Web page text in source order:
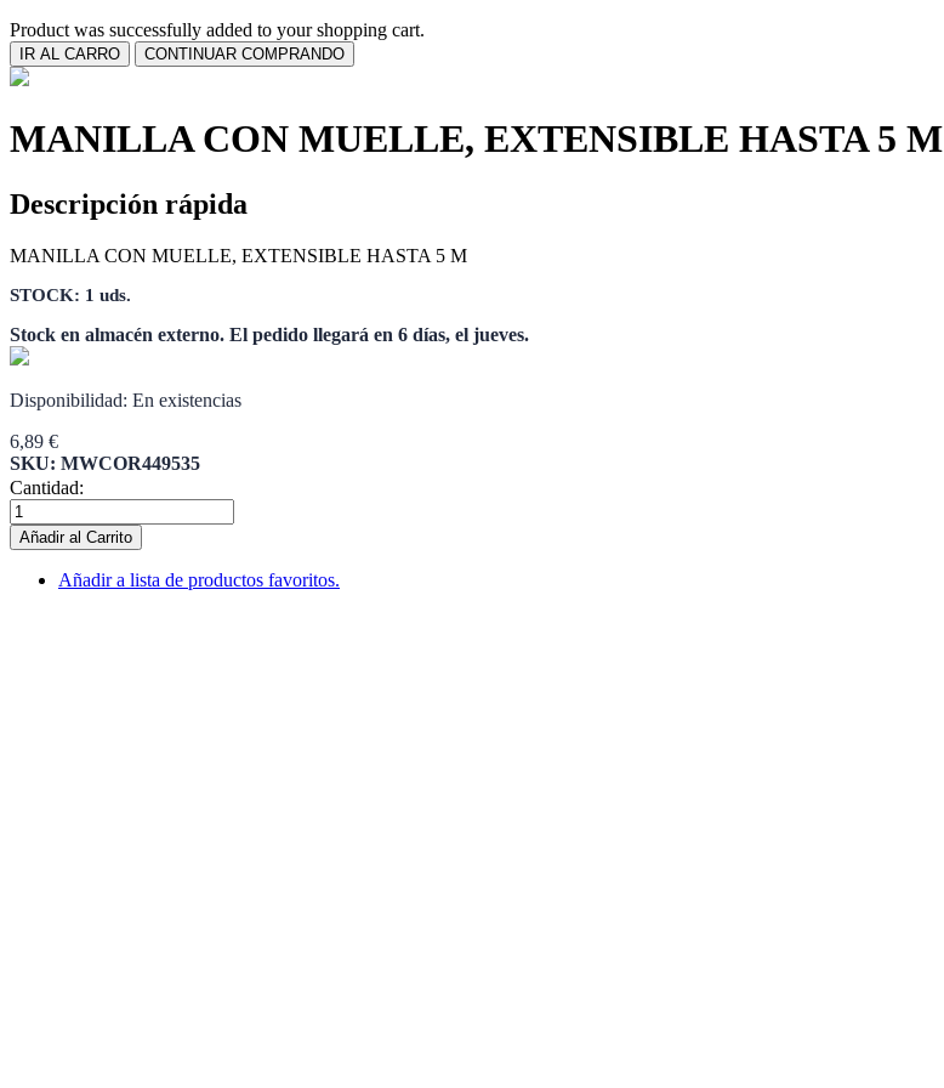
Product was successfully added to your shopping cart.
IR AL CARRO CONTINUAR COMPRANDO
MANILLA CON MUELLE, EXTENSIBLE HASTA 5 M
Descripción rápida
MANILLA CON MUELLE, EXTENSIBLE HASTA 5 M
STOCK: 1 uds.
Stock en almacén externo. El pedido llegará en 6 días, el jueves.
Disponibilidad: En existencias
6,89 €
SKU: MWCOR449535
Cantidad:
Añadir al Carrito
Añadir a lista de productos favoritos.